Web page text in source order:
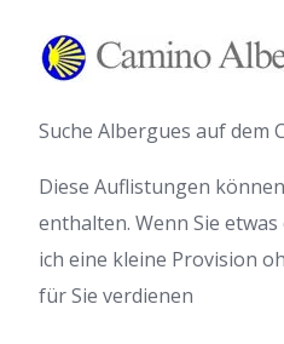
Suche Albergues auf dem
Diese Auflistungen
enthalten. Wenn Sie
ich eine kleine Provision
für Sie verdienen